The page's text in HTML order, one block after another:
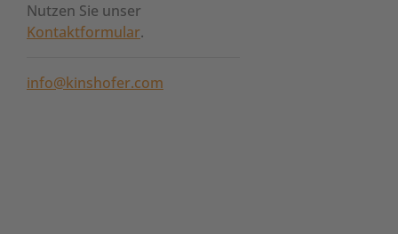
Nutzen Sie unser
Kontaktformular.
info@kinshofer.com